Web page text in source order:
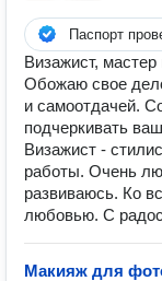
Паспорт
Визажист,
Обожаю свое
и самоотдачей.
подчеркивать
Визажист -
работы. Очень
развиваюсь. Ко
любовью. С
Макияж для